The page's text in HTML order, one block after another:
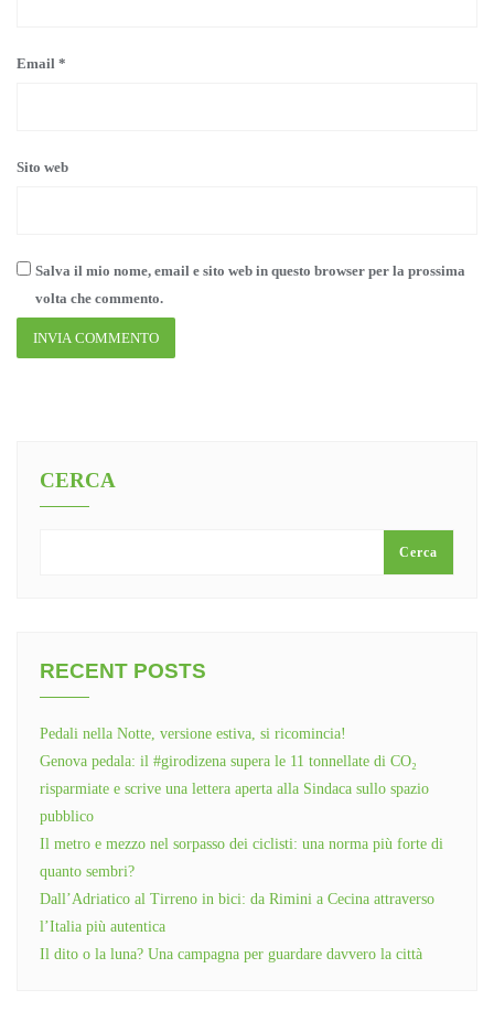
Email *
Sito web
Salva il mio nome, email e sito web in questo browser per la prossima
volta che commento.
CERCA
Cerca
RECENT POSTS
Pedali nella Notte, versione estiva, si ricomincia!
Genova pedala: il #girodizena supera le 11 tonnellate di CO₂
risparmiate e scrive una lettera aperta alla Sindaca sullo spazio
pubblico
Il metro e mezzo nel sorpasso dei ciclisti: una norma più forte di
quanto sembri?
Dall’Adriatico al Tirreno in bici: da Rimini a Cecina attraverso
l’Italia più autentica
Il dito o la luna? Una campagna per guardare davvero la città